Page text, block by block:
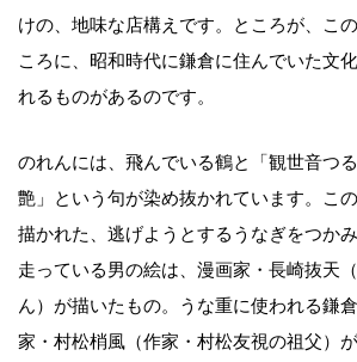
けの、地味な店構えです。ところが、こ
ころに、昭和時代に鎌倉に住んでいた文
れるものがあるのです。
のれんには、飛んでいる鶴と「観世音つ
艶」という句が染め抜かれています。こ
描かれた、逃げようとするうなぎをつか
走っている男の絵は、漫画家・長崎抜天
ん）が描いたもの。うな重に使われる鎌
家・村松梢風（作家・村松友視の祖父）